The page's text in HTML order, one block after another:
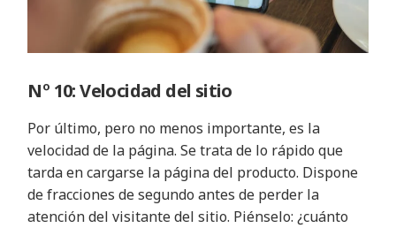
Nº 10: Velocidad del sitio
Por último, pero no menos importante, es la
velocidad de la página. Se trata de lo rápido que
tarda en cargarse la página del producto. Dispone
de fracciones de segundo antes de perder la
atención del visitante del sitio. Piénselo: ¿cuánto